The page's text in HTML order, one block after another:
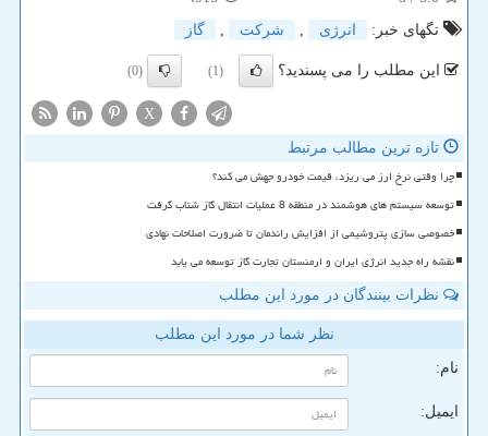
تگهای خبر:
انرژی , شركت , گاز
این مطلب را می پسندید؟ (1)
(0)
X
تازه ترین مطالب مرتبط
چرا وقتی نرخ ارز می ریزد، قیمت خودرو جهش می کند؟
توسعه سیستم های هوشمند در منطقه 8 عملیات انتقال گاز شتاب گرفت
خصوصی سازی پتروشیمی از افزایش راندمان تا ضرورت اصلاحات نهادی
نقشه راه جدید انرژی ایران و ارمنستان تجارت گاز توسعه می یابد
نظرات بینندگان در مورد این مطلب
نظر شما در مورد این مطلب
نام:
ایمیل: